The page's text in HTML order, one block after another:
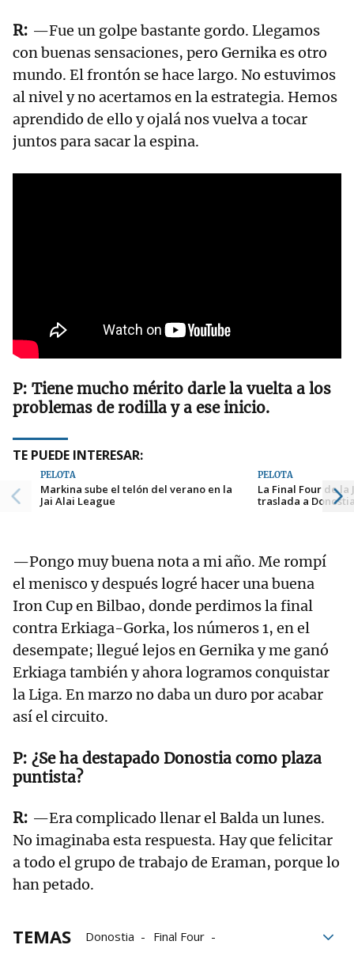
—Fue un golpe bastante gordo. Llegamos
con buenas sensaciones, pero Gernika es otro
mundo. El frontón se hace largo. No estuvimos
al nivel y no acertamos en la estrategia. Hemos
aprendido de ello y ojalá nos vuelva a tocar
juntos para sacar la espina.
Tiene mucho mérito darle la vuelta a los
problemas de rodilla y a ese inicio.
TE PUEDE INTERESAR:
PELOTA
Markina sube el telón del verano en la
Jai Alai League
PELOTA
La Final Four de la
traslada a
—Pongo muy buena nota a mi año. Me rompí
el menisco y después logré hacer una buena
Iron Cup en Bilbao, donde perdimos la final
contra Erkiaga-Gorka, los números 1, en el
desempate; llegué lejos en Gernika y me ganó
Erkiaga también y ahora logramos conquistar
la Liga. En marzo no daba un duro por acabar
así el circuito.
¿Se ha destapado Donostia como plaza
puntista?
—Era complicado llenar el Balda un lunes.
No imaginaba esta respuesta. Hay que felicitar
a todo el grupo de trabajo de Eraman, porque lo
han petado.
TEMAS Donostia
Final Four